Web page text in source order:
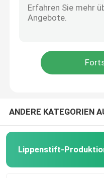
Kosmetische
Schimmel für
Automatische
Mehrfarbige
ANDERE KATEGORIEN
Lippenstift-